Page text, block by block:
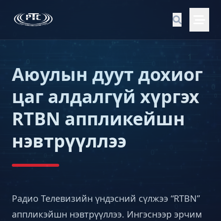
Аюулын дуут дохиог
цаг алдалгүй хүргэх
RTBN аппликейшн
нэвтрүүллээ
Радио Телевизийн үндэсний сүлжээ “RTBN”
аппликэйшн нэвтрүүллээ. Ингэснээр эрчим